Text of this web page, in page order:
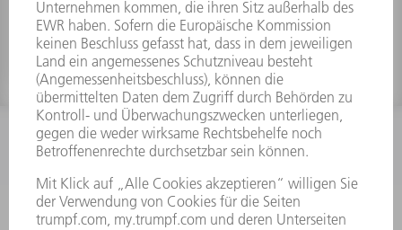
INFORMATION
Häufig gestellte Fragen
Allgemeine Geschäftsbedingungen
KONTAKT